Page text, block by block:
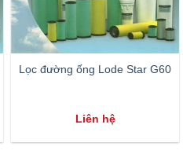
Lọc đường ống Lode Star G60
Liên hệ